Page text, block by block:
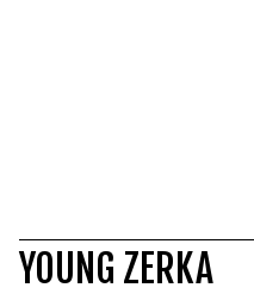
YOUNG ZERKA